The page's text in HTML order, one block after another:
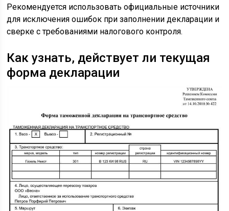
Рекомендуется использовать официальные источники
для исключения ошибок при заполнении декларации и
сверке с требованиями налогового контроля.
Как узнать, действует ли текущая
форма декларации